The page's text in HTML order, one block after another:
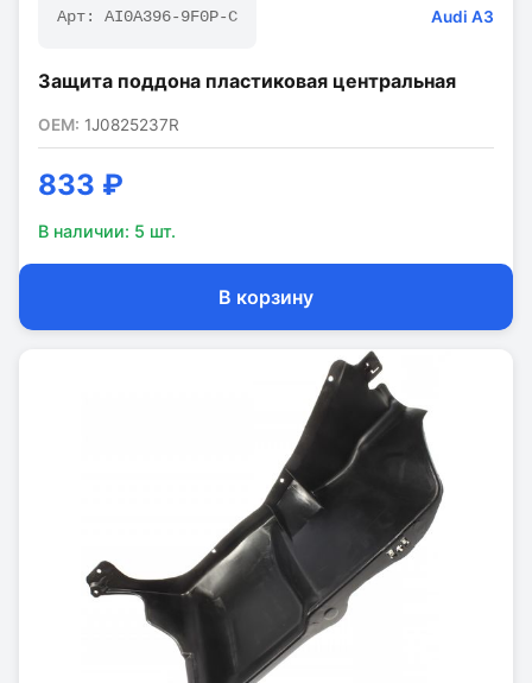
Арт: AI0A396-9F0P-C Audi A3
Защита поддона пластиковая центральная
OEM: 1J0825237R
833 ₽
В наличии: 5 шт.
В корзину